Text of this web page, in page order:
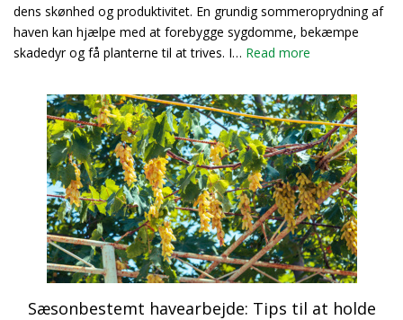
dens skønhed og produktivitet. En grundig sommeroprydning af
haven kan hjælpe med at forebygge sygdomme, bekæmpe
skadedyr og få planterne til at trives. I… Read more
Sæsonbestemt havearbejde: Tips til at holde